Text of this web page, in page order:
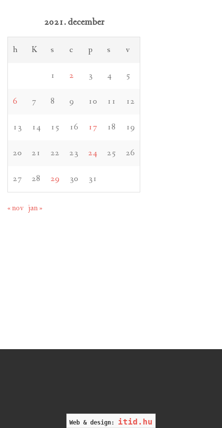
2021. december
h K s c p s v
1 2 3 4 5
6 7 8 9 10 11 12
13 14 15 16 17 18 19
20 21 22 23 24 25 26
27 28 29 30 31
« nov jan »
Web & design: itid.hu